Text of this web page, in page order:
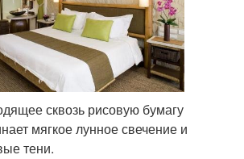
сквозь рисовую бумагу
мягкое лунное свечение и
тени.